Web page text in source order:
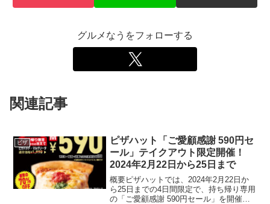
グルメなうをフォローする
関連記事
ピザ
ピザハット「ご愛顧感謝 590円セ
ール」テイクアウト限定開催！
2024年2月22日から25日まで
概要ピザハットでは、2024年2月22日か
ら25日までの4日間限定で、持ち帰り専用
の「ご愛顧感謝 590円セール」を開催し